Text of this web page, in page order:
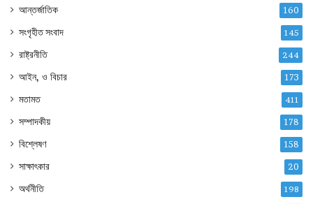
আন্তর্জাতিক 160
সংগৃহীত সংবাদ 145
রাষ্ট্রনীতি 244
আইন, ও বিচার 173
মতামত 411
সম্পাদকীয় 178
বিশ্লেষণ 158
সাক্ষাৎকার 20
অর্থনীতি 198